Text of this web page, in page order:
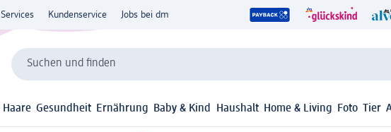
Services Kundenservice Jobs bei dm
Suchen und finden
Haare Gesundheit Ernährung Baby & Kind Haushalt Home & Living Foto Tier